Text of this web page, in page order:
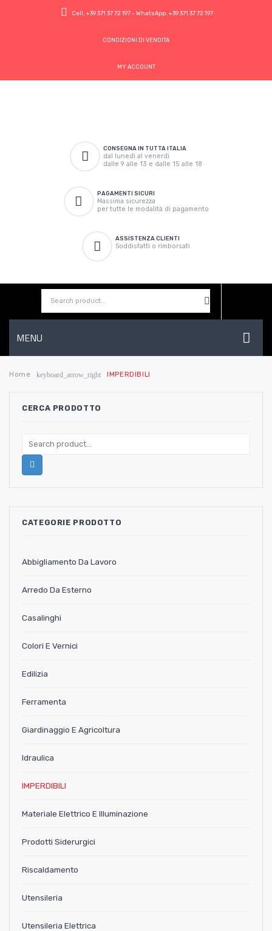
Cell. +39 371 37 72 197- WhatsApp. +39 371 37 72 197
CONDIZIONI DI VENDITA
MY ACCOUNT
CONSEGNA IN TUTTA ITALIA
dal lunedì al venerdì
dalle 9 alle 13 e dalle 15 alle 18
PAGAMENTI SICURI
Massima sicurezza
per tutte le modalità di pagamento
ASSISTENZA CLIENTI
Soddisfatti o rimborsati
MENU
HOME
CONTATTI
WISHLIST
Home keyboard_arrow_right IMPERDIBILI
CERCA PRODOTTO
CATEGORIE PRODOTTO
Abbigliamento Da Lavoro
Arredo Da Esterno
Casalinghi
Colori E Vernici
Edilizia
Ferramenta
Giardinaggio E Agricoltura
Idraulica
IMPERDIBILI
Materiale Elettrico E Illuminazione
Prodotti Siderurgici
Riscaldamento
Utensileria
Utensileria Elettrica